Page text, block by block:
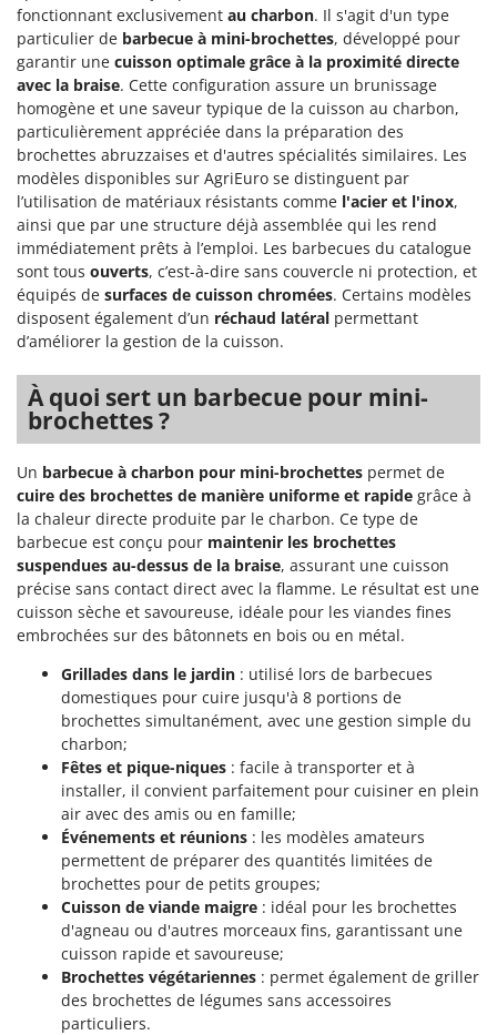
Stiga
Stocker
Sunseeker
T
Tecla
TecnoGen
Tellarini Pompe
Telwin
Tenco
Tineco
Titania
Tornado
Tre Spade
Trev - Abrek - TecnoVIR
Trotec
Troy-Bilt
U
Udor
Unger
Verdemax
Vesco
Volpi
Waldner
Weber
WIDU
Wiper EcoRobot
Wolf Garten
Wortex
Worx
fonctionnant exclusivement au charbon. Il s'agit d'un type
particulier de barbecue à mini-brochettes, développé pour
garantir une cuisson optimale grâce à la proximité directe
avec la braise. Cette configuration assure un brunissage
homogène et une saveur typique de la cuisson au charbon,
particulièrement appréciée dans la préparation des
brochettes abruzzaises et d'autres spécialités similaires. Les
modèles disponibles sur AgriEuro se distinguent par
l’utilisation de matériaux résistants comme l'acier et l'inox,
ainsi que par une structure déjà assemblée qui les rend
immédiatement prêts à l’emploi. Les barbecues du catalogue
sont tous ouverts, c’est-à-dire sans couvercle ni protection, et
équipés de surfaces de cuisson chromées. Certains modèles
disposent également d’un réchaud latéral permettant
d’améliorer la gestion de la cuisson.
À quoi sert un barbecue pour mini-
brochettes ?
Un barbecue à charbon pour mini-brochettes permet de
cuire des brochettes de manière uniforme et rapide grâce à
la chaleur directe produite par le charbon. Ce type de
barbecue est conçu pour maintenir les brochettes
suspendues au-dessus de la braise, assurant une cuisson
précise sans contact direct avec la flamme. Le résultat est une
cuisson sèche et savoureuse, idéale pour les viandes fines
embrochées sur des bâtonnets en bois ou en métal.
Grillades dans le jardin : utilisé lors de barbecues
domestiques pour cuire jusqu'à 8 portions de
brochettes simultanément, avec une gestion simple du
charbon;
Fêtes et pique-niques : facile à transporter et à
installer, il convient parfaitement pour cuisiner en plein
air avec des amis ou en famille;
Événements et réunions : les modèles amateurs
permettent de préparer des quantités limitées de
brochettes pour de petits groupes;
Cuisson de viande maigre : idéal pour les brochettes
d'agneau ou d'autres morceaux fins, garantissant une
cuisson rapide et savoureuse;
Brochettes végétariennes : permet également de griller
des brochettes de légumes sans accessoires
particuliers.